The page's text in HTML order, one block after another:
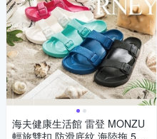
海夫健康生活館 雷登 MONZU